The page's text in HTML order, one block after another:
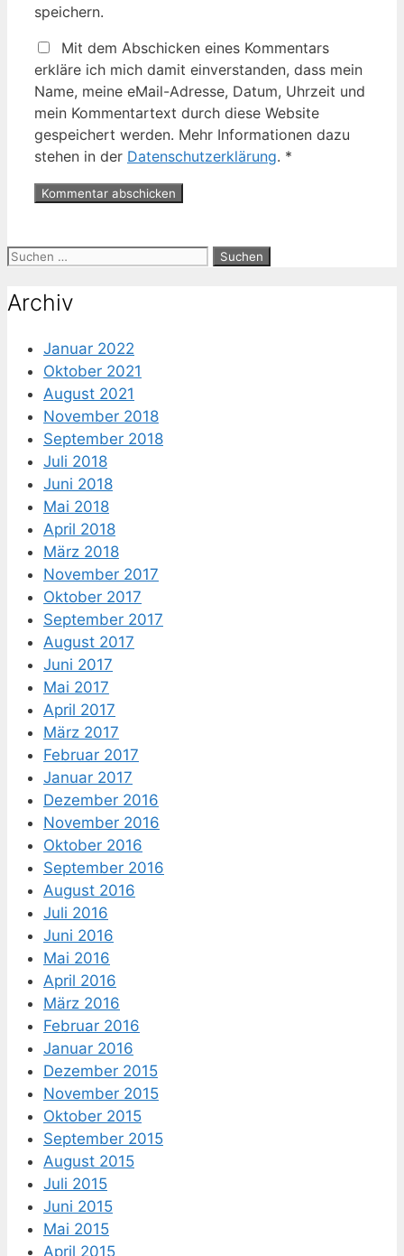
speichern.
Mit dem Abschicken eines Kommentars
erkläre ich mich damit einverstanden, dass mein
Name, meine eMail-Adresse, Datum, Uhrzeit und
mein Kommentartext durch diese Website
gespeichert werden. Mehr Informationen dazu
stehen in der Datenschutzerklärung. *
Suche
Archiv
Januar 2022
Oktober 2021
August 2021
November 2018
September 2018
Juli 2018
Juni 2018
Mai 2018
April 2018
März 2018
November 2017
Oktober 2017
September 2017
August 2017
Juni 2017
Mai 2017
April 2017
März 2017
Februar 2017
Januar 2017
Dezember 2016
November 2016
Oktober 2016
September 2016
August 2016
Juli 2016
Juni 2016
Mai 2016
April 2016
März 2016
Februar 2016
Januar 2016
Dezember 2015
November 2015
Oktober 2015
September 2015
August 2015
Juli 2015
Juni 2015
Mai 2015
April 2015